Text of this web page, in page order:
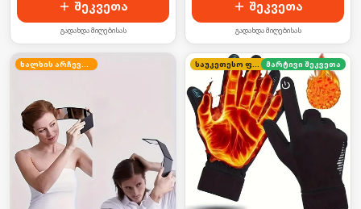
შეკვეთა
გადახდა მიღებისას
შეკვეთა
გადახდა მიღებისას
ხალხის არჩევანი საუკეთესო ფასი მარტივი შეკვეთა